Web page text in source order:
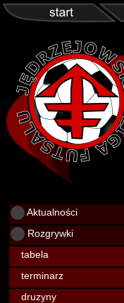
Aktualności
Rozgrywki
tabela
terminarz
druzyny